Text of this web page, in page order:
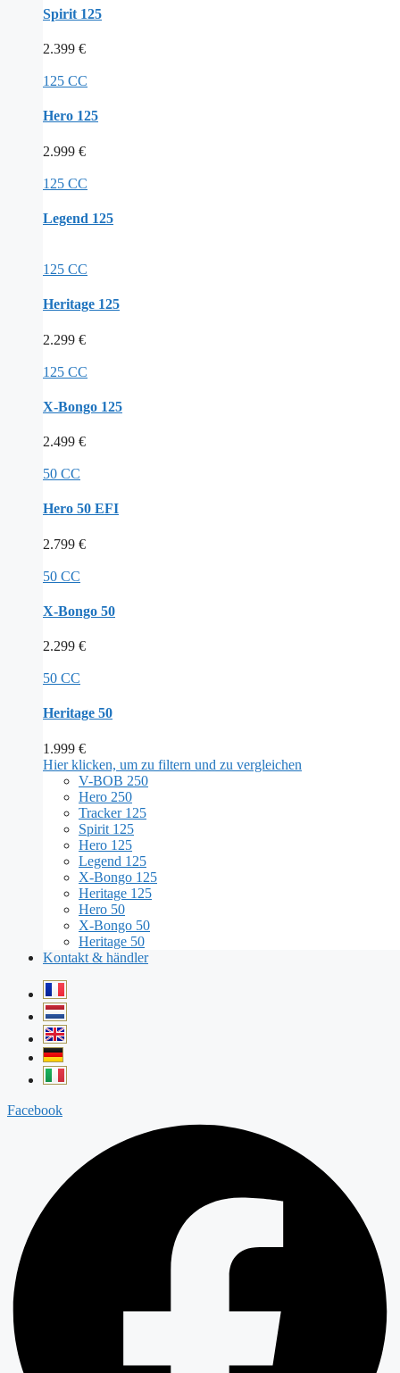
Spirit 125
2.399 €
125 CC
Hero 125
2.999 €
125 CC
Legend 125
125 CC
Heritage 125
2.299 €
125 CC
X-Bongo 125
2.499 €
50 CC
Hero 50 EFI
2.799 €
50 CC
X-Bongo 50
2.299 €
50 CC
Heritage 50
1.999 €
Hier klicken, um zu filtern und zu vergleichen
V-BOB 250
Hero 250
Tracker 125
Spirit 125
Hero 125
Legend 125
X-Bongo 125
Heritage 125
Hero 50
X-Bongo 50
Heritage 50
Kontakt & händler
Facebook